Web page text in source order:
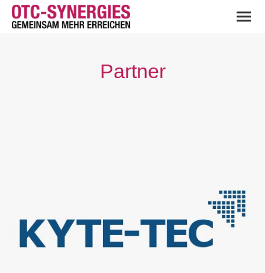
Partner